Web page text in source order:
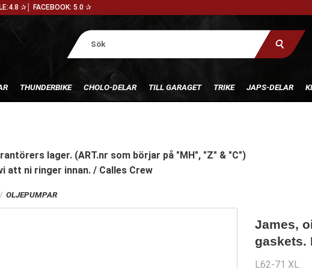
✰│ FACEBOOK: 5.0 ✰
THUNDERBIKE CHOLO-DELAR TILL GARAGET TRIKE JAPS-DELAR
lager. (ART.nr som börjar på "MH", "Z" & "C")
att ni ringer innan. / Calles Crew
OLJEPUMPAR
James,
gaskets.
L62-71 XL